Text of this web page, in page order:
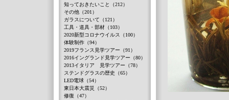
知っておきたいこと（212）
その他（201）
ガラスについて（121）
工具・道具・部材（103）
2020新型コロナウイルス（100）
体験制作（94）
2019フランス見学ツアー（91）
2016イングランド見学ツアー（80）
2013イタリア 見学ツアー（78）
ステンドグラスの歴史（65）
LED電球（54）
東日本大震災（52）
修復（47）